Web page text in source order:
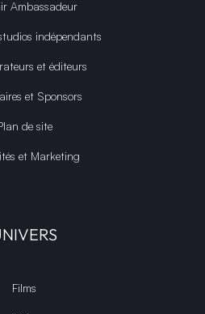
Ambassadeur
indépendants
et éditeurs
et Sponsors
de site
et Marketing
Films